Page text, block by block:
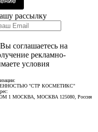
рассылку
соглашаетесь на
рекламно-
условия
"СТР КОСМЕТИКС"
МОСКВА, МОСКВА 125080, Россия